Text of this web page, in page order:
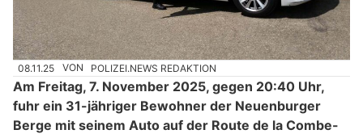
08.11.25 VON POLIZEI.NEWS REDAKTION
Am Freitag, 7. November 2025, gegen 20:40 Uhr,
fuhr ein 31-jähriger Bewohner der Neuenburger
Berge mit seinem Auto auf der Route de la Combe-